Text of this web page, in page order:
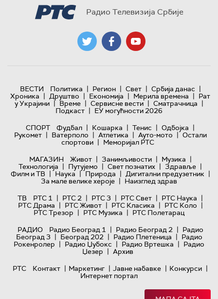
Радио Телевизија Србије
ВЕСТИ Политика | Регион | Свет | Србија данас |
Хроника | Друштво | Економија | Мерила времена | Рат
у Украјини | Време | Сервисне вести | Сматрачница |
Подкаст | ЕУ могућности 2026
СПОРТ
Фудбал | Кошарка | Тенис | Одбојка |
Рукомет | Ватерполо | Атлетика | Ауто-мото | Остали
спортови | Меморијал РТС
МАГАЗИН
Живот | Занимљивости | Музика |
Технологијa | Путујемо | Свет познатих | Здравље |
Филм и ТВ | Наука | Природа | Дигитални предузетник |
За мале велике хероје | Наизглед здрав
ТВ
РТС 1 | РТС 2 | РТС 3 | РТС Свет | РТС Наука |
РТС Драма | РТС Живот | РТС Класика | РТС Коло |
РТС Трезор | РТС Музика | РТС Полетарац
РАДИО
Радио Београд 1 | Радио Београд 2 | Радио
Београд 3 | Београд 202 | Радио Плетеница | Радио
Рокенролер | Радио Џубокс | Радио Вртешка | Радио
Џезер | Архив
РТС
Контакт | Маркетинг | Јавне набавке | Конкурси |
Интернет портал